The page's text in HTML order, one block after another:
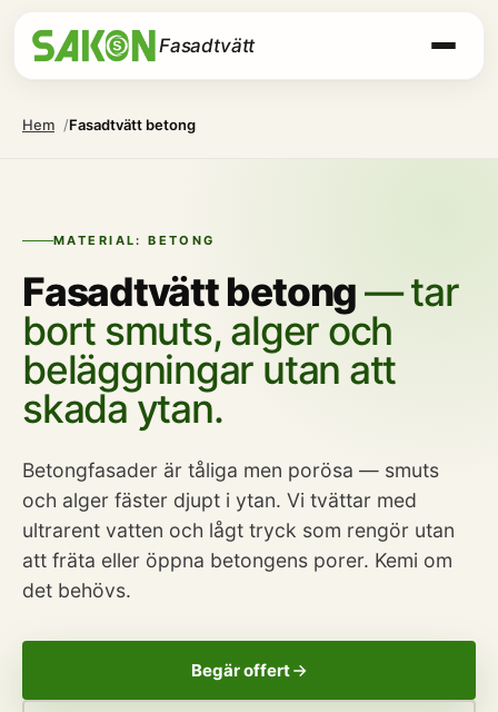
Fasadtvätt
Hem Fasadtvätt betong
MATERIAL: BETONG
Fasadtvätt betong— tar
bort smuts, alger och
beläggningar utan att
skada ytan.
Betongfasader är tåliga men porösa — smuts
och alger fäster djupt i ytan. Vi tvättar med
ultrarent vatten och lågt tryck som rengör utan
att fräta eller öppna betongens porer. Kemi om
det behövs.
Begär offert